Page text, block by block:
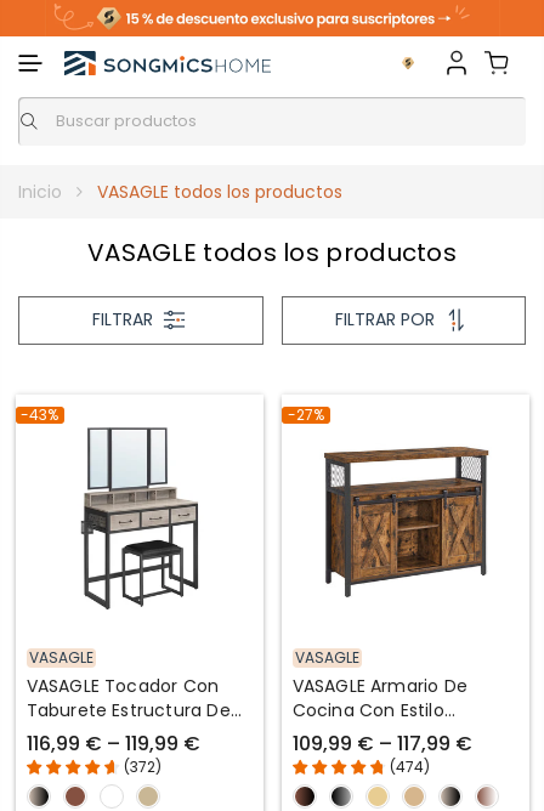
Inicio VASAGLE todos los productos
VASAGLE todos los productos
FILTRAR FILTRAR POR
-43%
VASAGLE
VASAGLE Tocador Con
Taburete Estructura De
Acero
116,99 € – 119,99 €
(372)
-27%
VASAGLE
VASAGLE Armario De
Cocina Con Estilo
Industrial
109,99 € – 117,99 €
(474)